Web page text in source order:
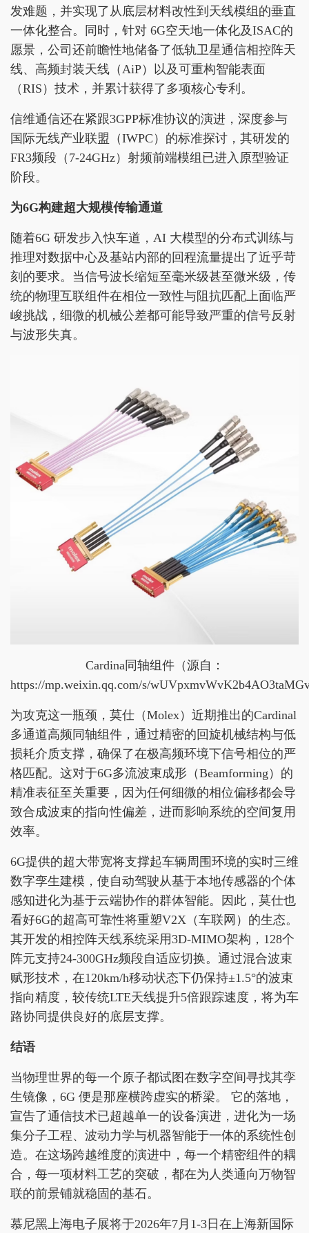
发难题，并实现了从底层材料改性到天线模组的垂直
一体化整合。同时，针对 6G空天地一体化及ISAC的
愿景，公司还前瞻性地储备了低轨卫星通信相控阵天
线、高频封装天线（AiP）以及可重构智能表面
（RIS）技术，并累计获得了多项核心专利。
信维通信还在紧跟3GPP标准协议的演进，深度参与
国际无线产业联盟（IWPC）的标准探讨，其研发的
FR3频段（7-24GHz）射频前端模组已进入原型验证
阶段。
为6G构建超大规模传输通道
随着6G 研发步入快车道，AI 大模型的分布式训练与
推理对数据中心及基站内部的回程流量提出了近乎苛
刻的要求。当信号波长缩短至毫米级甚至微米级，传
统的物理互联组件在相位一致性与阻抗匹配上面临严
峻挑战，细微的机械公差都可能导致严重的信号反射
与波形失真。
Cardina同轴组件（源自：
https://mp.weixin.qq.com/s/
为攻克这一瓶颈，莫仕（Molex）近期推出的Cardinal
多通道高频同轴组件，通过精密的回旋机械结构与低
损耗介质支撑，确保了在极高频环境下信号相位的严
格匹配。这对于6G多流波束成形（Beamforming）的
精准表征至关重要，因为任何细微的相位偏移都会导
致合成波束的指向性偏差，进而影响系统的空间复用
效率。
6G提供的超大带宽将支撑起车辆周围环境的实时三维
数字孪生建模，使自动驾驶从基于本地传感器的个体
感知进化为基于云端协作的群体智能。因此，莫仕也
看好6G的超高可靠性将重塑V2X（车联网）的生态。
其开发的相控阵天线系统采用3D-MIMO架构，128个
阵元支持24-300GHz频段自适应切换。通过混合波束
赋形技术，在120km/h移动状态下仍保持±1.5°的波束
指向精度，较传统LTE天线提升5倍跟踪速度，将为车
路协同提供良好的底层支撑。
结语
当物理世界的每一个原子都试图在数字空间寻找其孪
生镜像，6G 便是那座横跨虚实的桥梁。 它的落地，
宣告了通信技术已超越单一的设备演进，进化为一场
集分子工程、波动力学与机器智能于一体的系统性创
造。在这场跨越维度的演进中，每一个精密组件的耦
合，每一项材料工艺的突破，都在为人类通向万物智
联的前景铺就稳固的基石。
慕尼黑上海电子展将于2026年7月1-3日在上海新国际